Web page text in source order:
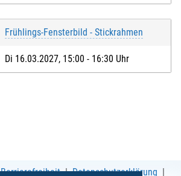
Frühlings-Fensterbild - Stickrahmen
Di 16.03.2027, 15:00 - 16:30 Uhr
Barrierefreiheit Datenschutzerklärung